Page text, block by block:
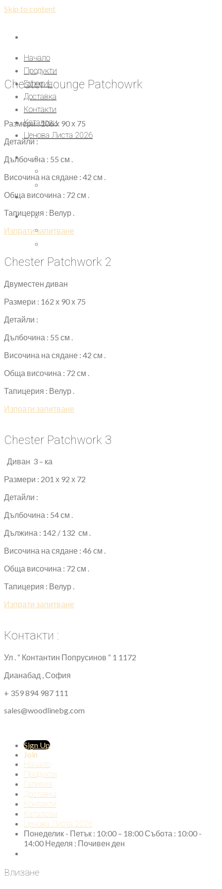
Skip to content
Начало
Продукти
Галерия
Доставка
Контакти
Каталози
Ценова Листа 2026
Chester Lounge Patchowrk
Размери : 106 х 90 х 75
Детайли :
Дълбочина : 55 см .
Височина на сядане : 42 см .
Обща височина : 72 см .
Тапицерия : Велур .
Изпрати запитване
Chester Patchwork 2
Двуместен диван
Размери : 162 х 90 х 75
Детайли :
Дълбочина : 55 см .
Височина на сядане : 42 см .
Обща височина : 72 см .
Тапицерия : Велур .
Изпрати запитване
Chester Patchwork 3
Диван 3 – ка
Размери : 201 х 92 х 72
Детайли :
Дълбочина : 54 см .
Дължина : 142 / 132 см .
Височина на сядане : 46 см .
Обща височина : 72 см .
Тапицерия : Велур .
Изпрати запитване
Контакти :
Ул . “ Контантин Попрусинов “ 1 1172
Дианабад , София
+ 359 894 987 111
sales@woodlinebg.com
Sign Up
Join
Начало
Продукти
Галерия
Доставка
Контакти
Каталози
Ценова Листа 2026
Понеделик - Петък : 10:00 – 18:00 Събота : 10:00 -
14:00 Неделя : Почивен ден
Влизане